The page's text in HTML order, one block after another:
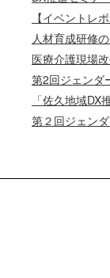
【イベントレ
人材育成研修
医療介護現場
第2回ジェンダ
「佐久地域DX
第２回ジェン